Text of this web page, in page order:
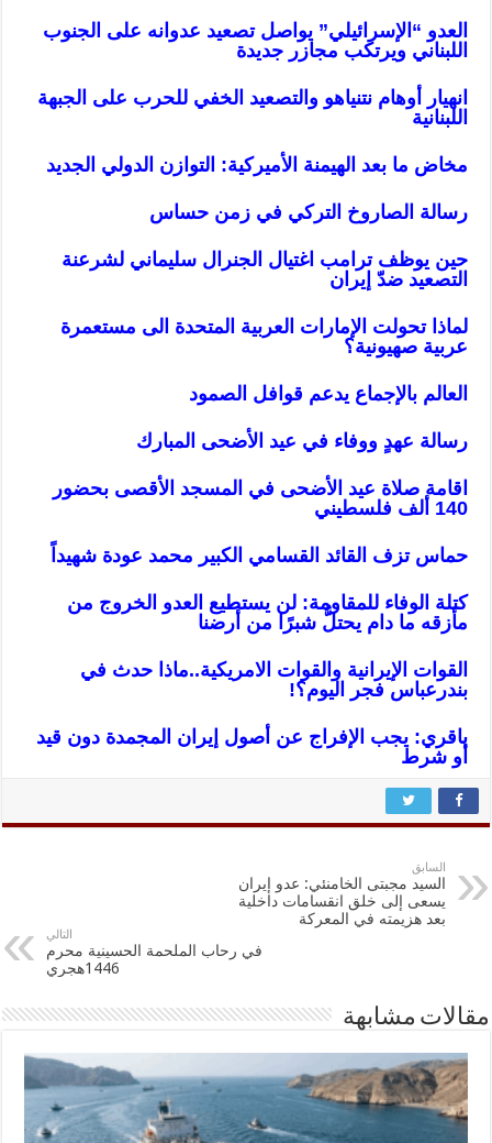
العدو “الإسرائيلي” يواصل تصعيد عدوانه على الجنوب
اللبناني ويرتكب مجازر جديدة
انهيار أوهام نتنياهو والتصعيد الخفي للحرب على الجبهة
اللبنانية
مخاض ما بعد الهيمنة الأميركية: التوازن الدولي الجديد
رسالة الصاروخ التركي في زمن حساس
حين يوظف ترامب اغتيال الجنرال سليماني لشرعنة
التصعيد ضدّ إيران
لماذا تحولت الإمارات العربية المتحدة الى مستعمرة
عربية صهيونية؟
العالم بالإجماع يدعم قوافل الصمود
رسالة عهدٍ ووفاء في عيد الأضحى المبارك
اقامة صلاة عيد الأضحى في المسجد الأقصى بحضور
140 ألف فلسطيني
حماس تزف القائد القسامي الكبير محمد عودة شهيداً
كتلة الوفاء للمقاومة: لن يستطيع العدو الخروج من
مأزقه ما دام يحتلُّ شبرًا من أرضنا
القوات الإيرانية والقوات الامريكية..ماذا حدث في
بندرعباس فجر اليوم؟!
باقري: يجب الإفراج عن أصول إيران المجمدة دون قيد
أو شرط
السابق
السيد مجبتى الخامنئي: عدو إيران
يسعى إلى خلق انقسامات داخلية
بعد هزيمته في المعركة
التالي
في رحاب الملحمة الحسينية محرم
1446هجري
مقالات مشابهة